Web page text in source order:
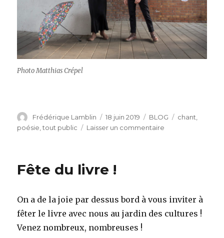
Photo Matthias Crépel
Auteur
Frédérique Lamblin
Publié
le
18 juin 2019 Catégories
BLOG Étiquettes
chant,
poésie,tout public Laisser un commentaire
Fête du livre !
On a de la joie par dessus bord à vous inviter à
fêter le livre avec nous au jardin des cultures !
Venez nombreux, nombreuses !